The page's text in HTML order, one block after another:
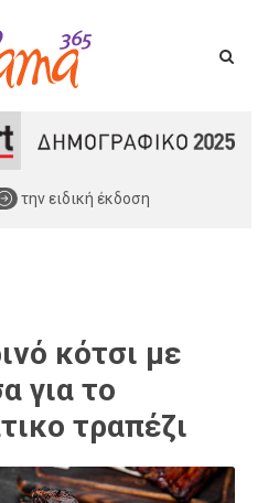
την ειδική έκδοση
κότσι με
για το
τραπέζι